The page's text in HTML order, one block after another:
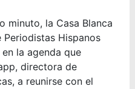
minuto, la Casa Blanca
Hispanos
la agenda que
directora de
a reunirse con el